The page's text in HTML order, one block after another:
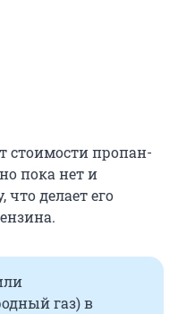
стоимости пропан-
пока нет и
делает его
газ) в